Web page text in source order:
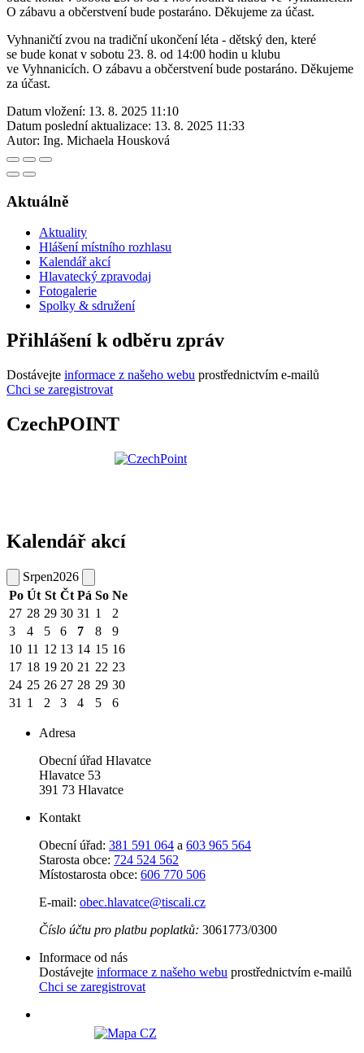
O zábavu a občerstvení bude postaráno. Děkujeme za účast.
Vyhnaničtí zvou na tradiční ukončení léta - dětský den, které
se bude konat v sobotu 23. 8. od 14:00 hodin u klubu
ve Vyhnanicích. O zábavu a občerstvení bude postaráno. Děkujeme
za účast.
Datum vložení: 13. 8. 2025 11:10
Datum poslední aktualizace: 13. 8. 2025 11:33
Autor: Ing. Michaela Housková
Aktuálně
Aktuality
Hlášení místního rozhlasu
Kalendář akcí
Hlavatecký zpravodaj
Fotogalerie
Spolky & sdružení
Přihlášení k odběru zpráv
Dostávejte informace z našeho webu prostřednictvím e-mailů
Chci se zaregistrovat
CzechPOINT
Kalendář akcí
Srpen2026
Po Út St Čt Pá So Ne
27 28 29 30 31 1
2
3
4 5 6 7 8
9
10 11 12 13 14 15 16
17 18 19 20 21 22 23
24 25 26 27 28 29 30
31 1 2 3 4 5 6
Adresa
Obecní úřad Hlavatce
Hlavatce 53
391 73 Hlavatce
Kontakt
Obecní úřad: 381 591 064 a 603 965 564
Starosta obce: 724 524 562
Místostarosta obce: 606 770 506
E-mail: obec.hlavatce@tiscali.cz
Číslo účtu pro platbu poplatků: 3061773/0300
Informace od nás
Dostávejte informace z našeho webu prostřednictvím e-mailů
Chci se zaregistrovat